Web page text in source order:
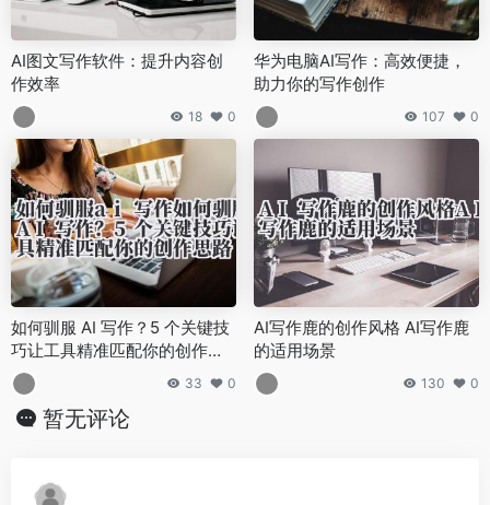
AI图文写作软件：提升内容创
作效率
18 0
华为电脑AI写作：高效便捷，
助力你的写作创作
107 0
如何驯服 AI 写作？5 个关键技
巧让工具精准匹配你的创作思
路
33 0
AI写作鹿的创作风格 AI写作鹿
的适用场景
130 0
暂无评论